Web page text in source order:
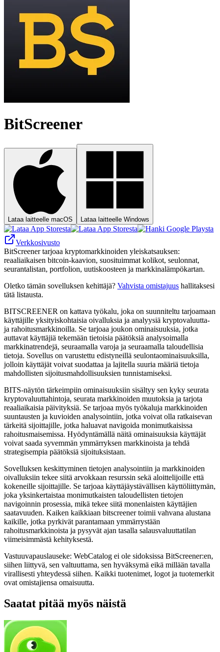
BitScreener
Lataa laitteelle macOS Lataa laitteelle Windows
Verkkosivusto
BitScreener tarjoaa kryptomarkkinoiden yleiskatsauksen:
reaaliaikaisen bitcoin-kaavion, suosituimmat kolikot, seulonnat,
seurantalistan, portfolion, uutiskoosteen ja markkinalämpökartan.
Oletko tämän sovelluksen kehittäjä? Vahvista omistajuus hallitaksesi
tätä listausta.
BITSCREENER on kattava työkalu, joka on suunniteltu tarjoamaan
käyttäjille yksityiskohtaisia ​​oivalluksia ja analyysiä kryptovaluutta-
ja rahoitusmarkkinoilla. Se tarjoaa joukon ominaisuuksia, jotka
auttavat käyttäjiä tekemään tietoisia päätöksiä analysoimalla
markkinatrendejä, seuraamalla varoja ja seuraamalla taloudellisia
tietoja. Sovellus on varustettu edistyneillä seulontaominaisuuksilla,
jolloin käyttäjät voivat suodattaa ja lajitella suuria määriä tietoja
mahdollisten sijoitusmahdollisuuksien tunnistamiseksi.
BITS-näytön tärkeimpiin ominaisuuksiin sisältyy sen kyky seurata
kryptovaluuttahintoja, seurata markkinoiden muutoksia ja tarjota
reaaliaikaisia ​​päivityksiä. Se tarjoaa myös työkaluja markkinoiden
suuntausten ja kuvioiden analysointiin, jotka voivat olla ratkaisevan
tärkeitä sijoittajille, jotka haluavat navigoida monimutkaisissa
rahoitusmaisemissa. Hyödyntämällä näitä ominaisuuksia käyttäjät
voivat saada syvemmän ymmärryksen markkinoista ja tehdä
strategisempia päätöksiä sijoituksistaan.
Sovelluksen keskittyminen tietojen analysointiin ja markkinoiden
oivalluksiin tekee siitä arvokkaan resurssin sekä aloittelijoille että
kokeneille sijoittajille. Se tarjoaa käyttäjäystävällisen käyttöliittymän,
joka yksinkertaistaa monimutkaisten taloudellisten tietojen
navigoinnin prosessia, mikä tekee siitä monenlaisten käyttäjien
saatavuuden. Kaiken kaikkiaan bitscreener toimii vahvana alustana
kaikille, jotka pyrkivät parantamaan ymmärrystään
rahoitusmarkkinoista ja pysyvät ajan tasalla salausvaluuttatilan
viimeisimmästä kehityksestä.
Vastuuvapauslauseke: WebCatalog ei ole sidoksissa BitScreener:en,
siihen liittyvä, sen valtuuttama, sen hyväksymä eikä millään tavalla
virallisesti yhteydessä siihen. Kaikki tuotenimet, logot ja tuotemerkit
ovat omistajiensa omaisuutta.
Saatat pitää myös näistä